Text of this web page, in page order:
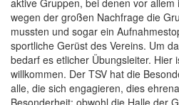
wegen der großen Nachfrage die
mussten und sogar ein
sportliche Gerüst des Vereins. Um
bedarf es etlicher Übungsleiter. Hier
willkommen. Der TSV hat die
alle, die sich engagieren, dies
Besonderheit: obwohl die Halle der